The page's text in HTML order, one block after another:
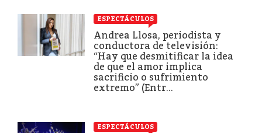
ESPECTÁCULOS
Andrea Llosa, periodista y
conductora de televisión:
“Hay que desmitificar la idea
de que el amor implica
sacrificio o sufrimiento
extremo” (Entr...
ESPECTÁCULOS